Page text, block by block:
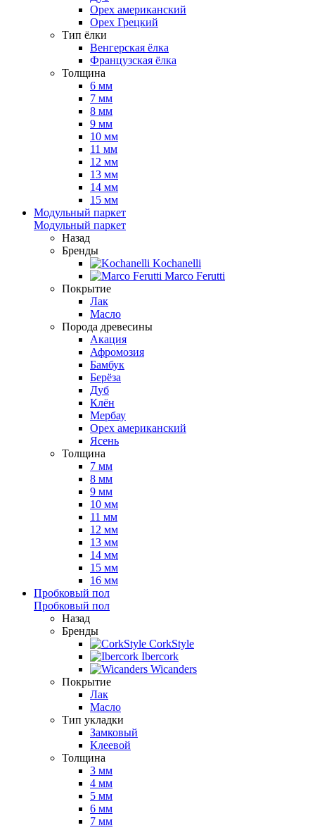
Орех американский
Орех Грецкий
Тип ёлки
Венгерская ёлка
Французская ёлка
Толщина
6 мм
7 мм
8 мм
9 мм
10 мм
11 мм
12 мм
13 мм
14 мм
15 мм
Модульный паркет
Модульный паркет
Назад
Бренды
Kochanelli
Marco Ferutti
Покрытие
Лак
Масло
Порода древесины
Акация
Афромозия
Бамбук
Берёза
Дуб
Клён
Мербау
Орех американский
Ясень
Толщина
7 мм
8 мм
9 мм
10 мм
11 мм
12 мм
13 мм
14 мм
15 мм
16 мм
Пробковый пол
Пробковый пол
Назад
Бренды
CorkStyle
Ibercork
Wicanders
Покрытие
Лак
Масло
Тип укладки
Замковый
Клеевой
Толщина
3 мм
4 мм
5 мм
6 мм
7 мм